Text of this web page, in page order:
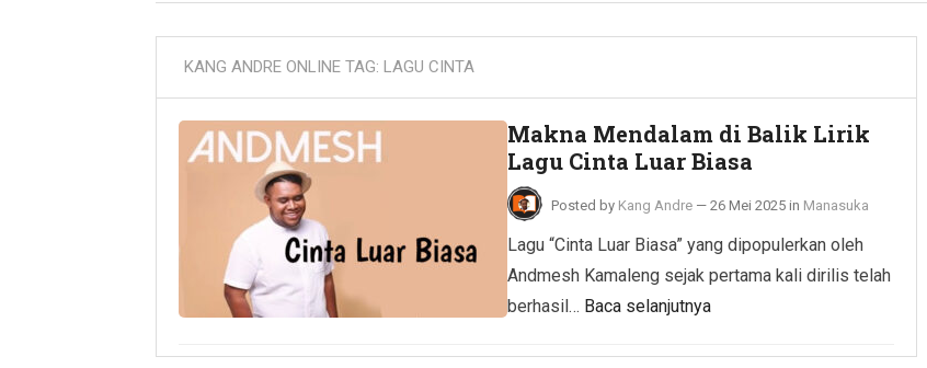
KANG ANDRE ONLINE TAG: LAGU CINTA
Makna Mendalam di Balik Lirik
Lagu Cinta Luar Biasa
Posted by Kang Andre — 26 Mei 2025 in Manasuka
Lagu “Cinta Luar Biasa” yang dipopulerkan oleh
Andmesh Kamaleng sejak pertama kali dirilis telah
berhasil… Baca selanjutnya